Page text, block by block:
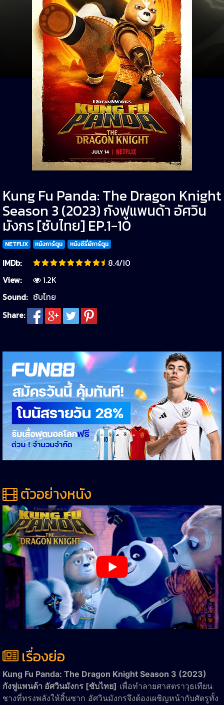
Kung Fu Panda: The Dragon Knight
Season 3 (2023) กังฟูแพนด้า อัศวิน
มังกร [ซับไทย] EP.1-10
NETFLIX หนังการ์ตูน หนังซีรี่ย์การ์ตูน
IMDb:
8.4/10
View:
1.2K
Sound: ซับไทย
Share:
ตัวอย่างหนัง
เรื่องย่อ
Kung Fu Panda: The Dragon Knight Season 3 (2023)
กังฟูแพนด้า อัศวินมังกร [ซับไทย] เพื่อทำลายศาสตราวุธเทียน
ชางที่ทรงพลังให้สิ้นซาก อัศวินมังกรจึงต้องเผชิญหน้ากับศัตรูทั้ง